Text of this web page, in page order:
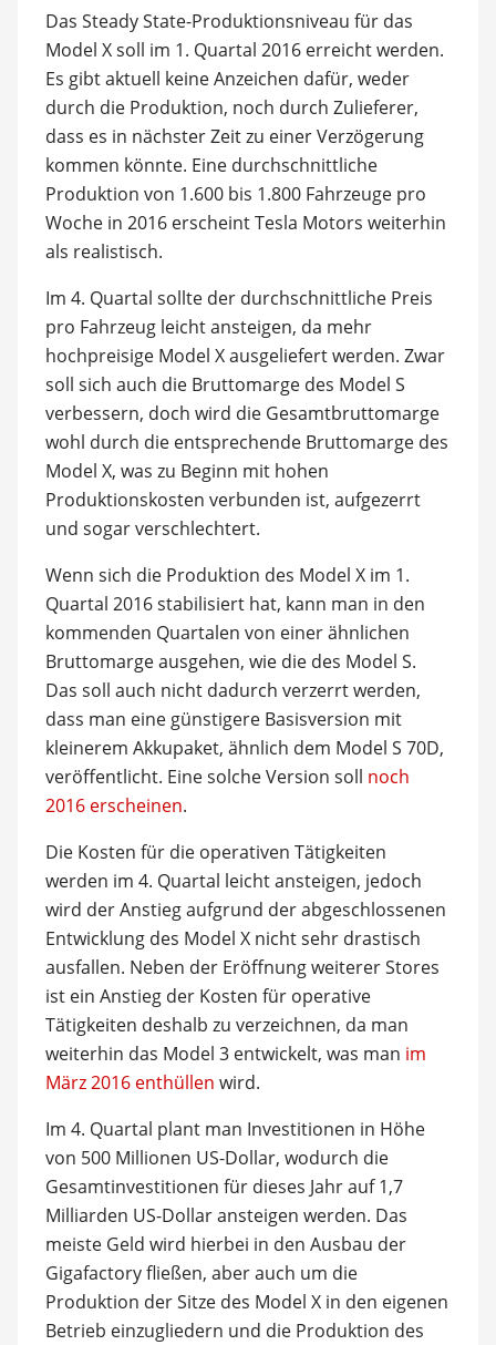
Das Steady State-Produktionsniveau für das
Model X soll im 1. Quartal 2016 erreicht werden.
Es gibt aktuell keine Anzeichen dafür, weder
durch die Produktion, noch durch Zulieferer,
dass es in nächster Zeit zu einer Verzögerung
kommen könnte. Eine durchschnittliche
Produktion von 1.600 bis 1.800 Fahrzeuge pro
Woche in 2016 erscheint Tesla Motors weiterhin
als realistisch.
Im 4. Quartal sollte der durchschnittliche Preis
pro Fahrzeug leicht ansteigen, da mehr
hochpreisige Model X ausgeliefert werden. Zwar
soll sich auch die Bruttomarge des Model S
verbessern, doch wird die Gesamtbruttomarge
wohl durch die entsprechende Bruttomarge des
Model X, was zu Beginn mit hohen
Produktionskosten verbunden ist, aufgezerrt
und sogar verschlechtert.
Wenn sich die Produktion des Model X im 1.
Quartal 2016 stabilisiert hat, kann man in den
kommenden Quartalen von einer ähnlichen
Bruttomarge ausgehen, wie die des Model S.
Das soll auch nicht dadurch verzerrt werden,
dass man eine günstigere Basisversion mit
kleinerem Akkupaket, ähnlich dem Model S 70D,
veröffentlicht. Eine solche Version soll noch
2016 erscheinen.
Die Kosten für die operativen Tätigkeiten
werden im 4. Quartal leicht ansteigen, jedoch
wird der Anstieg aufgrund der abgeschlossenen
Entwicklung des Model X nicht sehr drastisch
ausfallen. Neben der Eröffnung weiterer Stores
ist ein Anstieg der Kosten für operative
Tätigkeiten deshalb zu verzeichnen, da man
weiterhin das Model 3 entwickelt, was man im
März 2016 enthüllen wird.
Im 4. Quartal plant man Investitionen in Höhe
von 500 Millionen US-Dollar, wodurch die
Gesamtinvestitionen für dieses Jahr auf 1,7
Milliarden US-Dollar ansteigen werden. Das
meiste Geld wird hierbei in den Ausbau der
Gigafactory fließen, aber auch um die
Produktion der Sitze des Model X in den eigenen
Betrieb einzugliedern und die Produktion des